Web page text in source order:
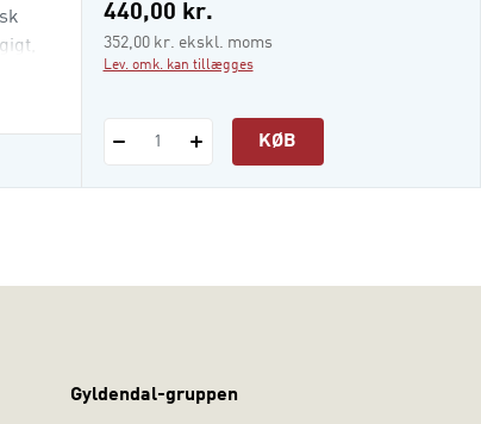
440,00 kr.
352,00 kr. ekskl. moms
Lev. omk. kan tillægges
1 KØB
Gyldendal-gruppen